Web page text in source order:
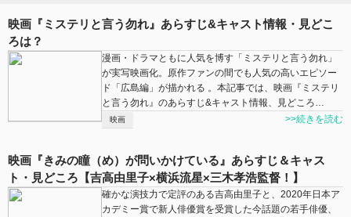
映画『ミステリと言う勿れ』あらすじ&キャスト情報・見どこ
ろは？
漫画・ドラマともに人気を博す「ミステリと言う勿れ」
が実写映画化。原作ファンの間でも人気の高いエピソー
ド「広島編」が描かれる 。本記事では、映画『ミステリ
と言う勿れ』のあらすじ&キャスト情報、見どころ…
映画 >>続きを読む
映画『きみの瞳（め）が問いかけている』あらすじ＆キャス
ト・見どころ【吉高由里子×横浜流星×三木孝浩監督！】
確かな演技力で定評のある吉高由里子と、2020年日本ア
カデミー賞で新人俳優賞を受賞した今話題の若手俳優、